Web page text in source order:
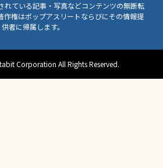
れている記事・写真などコンテンツの無断転
作権はポップアスリートならびにその情報提
供者に帰属します。
Corporation All Rights Reserved.